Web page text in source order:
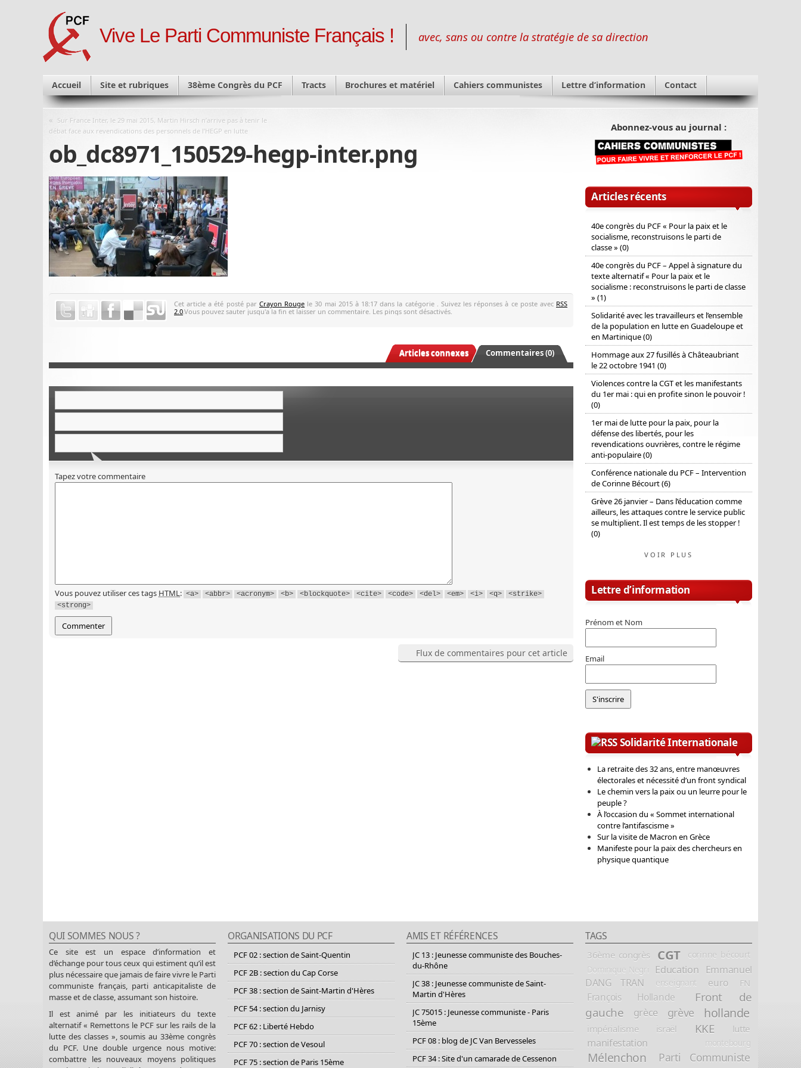
Vive Le Parti Communiste Français ! avec, sans ou contre la stratégie de sa direction
Accueil Site et rubriques 38ème Congrès du PCF Tracts Brochures et matériel Cahiers communistes Lettre d’information Contact
« Sur France Inter, le 29 mai 2015, Martin Hirsch n’arrive pas à tenir le
débat face aux revendications des personnels de l’HEGP en lutte
ob_dc8971_150529-hegp-inter.png
Cet article a été posté par Crayon Rouge le 30 mai 2015 à 18:17 dans la catégorie . Suivez les réponses à ce poste avec RSS
2.0.Vous pouvez sauter jusqu'a la fin et laisser un commentaire. Les pings sont désactivés.
Commentaires (0)
Articles connexes
Tapez votre commentaire
Vous pouvez utiliser ces tags HTML: <a> <abbr> <acronym> <b> <blockquote> <cite> <code> <del> <em> <i> <q>
<strike>
<strong>
Flux de commentaires pour cet article
Abonnez-vous au journal :
Articles récents
40e congrès du PCF « Pour la paix et le
socialisme, reconstruisons le parti de
classe » (0)
40e congrès du PCF – Appel à signature du
texte alternatif « Pour la paix et le
socialisme : reconstruisons le parti de classe
» (1)
Solidarité avec les travailleurs et l’ensemble
de la population en lutte en Guadeloupe et
en Martinique (0)
Hommage aux 27 fusillés à Châteaubriant
le 22 octobre 1941 (0)
Violences contre la CGT et les manifestants
du 1er mai : qui en profite sinon le pouvoir !
(0)
1er mai de lutte pour la paix, pour la
défense des libertés, pour les
revendications ouvrières, contre le régime
anti-populaire (0)
Conférence nationale du PCF – Intervention
de Corinne Bécourt (6)
Grève 26 janvier – Dans l’éducation comme
ailleurs, les attaques contre le service public
se multiplient. Il est temps de les stopper !
(0)
VOIR PLUS
Lettre d’information
Prénom et Nom
Email
Solidarité Internationale
La retraite des 32 ans, entre manœuvres
électorales et nécessité d’un front syndical
Le chemin vers la paix ou un leurre pour le
peuple ?
À l’occasion du « Sommet international
contre l’antifascisme »
Sur la visite de Macron en Grèce
Manifeste pour la paix des chercheurs en
physique quantique
QUI SOMMES NOUS ?
Ce site est un espace d’information et
d’échange pour tous ceux qui estiment qu’il est
plus nécessaire que jamais de faire vivre le Parti
communiste français, parti anticapitaliste de
masse et de classe, assumant son histoire.
Il est animé par les initiateurs du texte
alternatif « Remettons le PCF sur les rails de la
lutte des classes », soumis au 33ème congrès
du PCF. Une double urgence nous motive:
combattre les nouveaux moyens politiques
ORGANISATIONS DU PCF
PCF 02 : section de Saint-Quentin
PCF 2B : section du Cap Corse
PCF 38 : section de Saint-Martin d'Hères
PCF 54 : section du Jarnisy
PCF 62 : Liberté Hebdo
PCF 70 : section de Vesoul
PCF 75 : section de Paris 15ème
AMIS ET RÉFÉRENCES
JC 13 : Jeunesse communiste des Bouches-
du-Rhône
JC 38 : Jeunesse communiste de Saint-
Martin d'Hères
JC 75015 : Jeunesse communiste - Paris
15ème
PCF 08 : blog de JC Van Bervesseles
PCF 34 : Site d'un camarade de Cessenon
TAGS
36ème congrès CGT corinne bécourt
Dominique Negri Education
Emmanuel
DANG TRAN
enseignant euro FN
François Hollande
Front de
gauche
grèce grève hollande
impérialisme israël KKE lutte
manifestation montebourg
Mélenchon Parti Communiste